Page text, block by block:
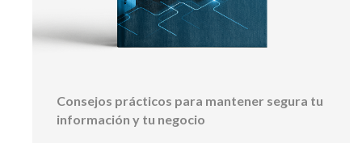
Consejos prácticos para mantener segura tu
información y tu negocio